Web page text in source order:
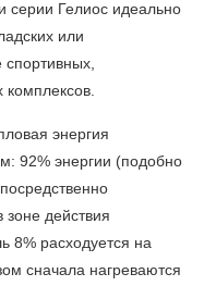
серии Гелиос идеально
или
энергия
92% энергии (подобно
действия
8% расходуется на
сначала нагреваются